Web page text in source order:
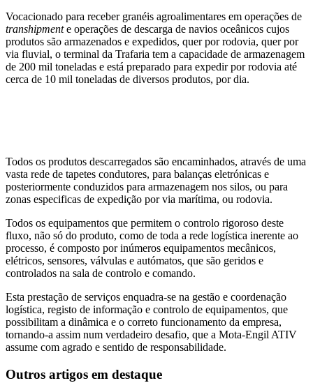
Vocacionado para receber granéis agroalimentares em operações de
transhipmente operações de descarga de navios oceânicos cujos
produtos são armazenados e expedidos, quer por rodovia, quer por
via fluvial, o terminal da Trafaria tem a capacidade de armazenagem
de 200 mil toneladas e está preparado para expedir por rodovia até
cerca de 10 mil toneladas de diversos produtos, por dia.
Todos os produtos descarregados são encaminhados, através de uma
vasta rede de tapetes condutores, para balanças eletrónicas e
posteriormente conduzidos para armazenagem nos silos, ou para
zonas especificas de expedição por via marítima, ou rodovia.
Todos os equipamentos que permitem o controlo rigoroso deste
fluxo, não só do produto, como de toda a rede logística inerente ao
processo, é composto por inúmeros equipamentos mecânicos,
elétricos, sensores, válvulas e autómatos, que são geridos e
controlados na sala de controlo e comando.
Esta prestação de serviços enquadra-se na gestão e coordenação
logística, registo de informação e controlo de equipamentos, que
possibilitam a dinâmica e o correto funcionamento da empresa,
tornando-a assim num verdadeiro desafio, que a Mota-Engil ATIV
assume com agrado e sentido de responsabilidade.
Outros artigos em destaque